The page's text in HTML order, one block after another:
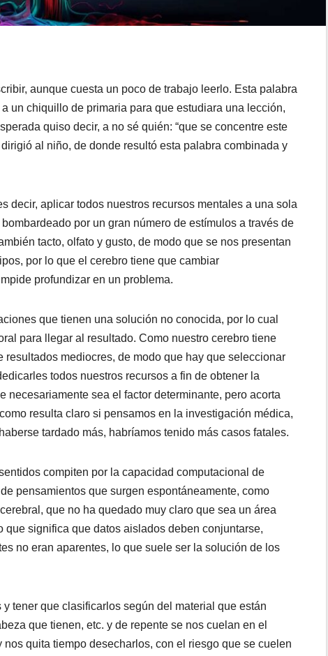
aunque cuesta un poco de trabajo leerlo. Esta palabra
un chiquillo de primaria para que estudiara una lección,
quiso decir, a no sé quién: “que se concentre este
al niño, de donde resultó esta palabra combinada y
decir, aplicar todos nuestros recursos mentales a una sola
por un gran número de estímulos a través de
tacto, olfato y gusto, de modo que se nos presentan
por lo que el cerebro tiene que cambiar
profundizar en un problema.
que tienen una solución no conocida, por lo cual
para llegar al resultado. Como nuestro cerebro tiene
mediocres, de modo que hay que seleccionar
todos nuestros recursos a fin de obtener la
sea el factor determinante, pero acorta
resulta claro si pensamos en la investigación médica,
tardado más, habríamos tenido más casos fatales.
compiten por la capacidad computacional de
pensamientos que surgen espontáneamente, como
que no ha quedado muy claro que sea un área
significa que datos aislados deben conjuntarse,
no eran aparentes, lo que suele ser la solución de los
tener que clasificarlos según del material que están
que tienen, etc. y de repente se nos cuelan en el
quita tiempo desecharlos, con el riesgo que se cuelen